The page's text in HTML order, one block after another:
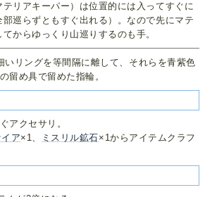
テリアキーパー）は位置的には入ってすぐに
巡らずともすぐ出れる）。なので先にマテ
からゆっくり山巡りするのも手。
いリングを等間隔に離して、それらを青紫色
留め具で留めた指輪。
アクセサリ。
ア×1、 ミスリル鉱石×1からアイテムクラフ